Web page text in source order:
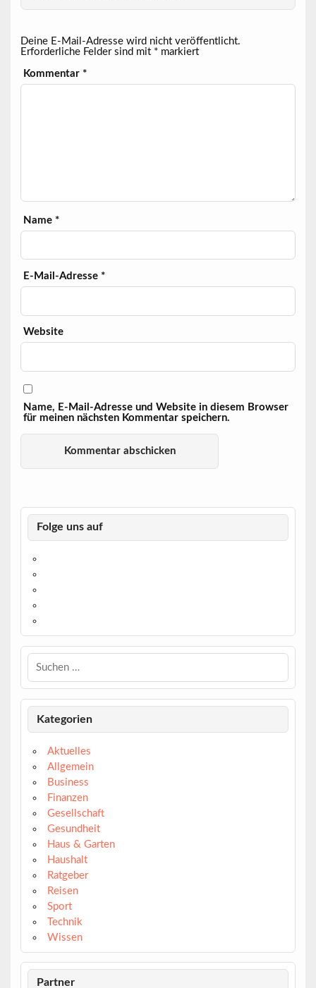
Deine E-Mail-Adresse wird nicht veröffentlicht.
Erforderliche Felder sind mit *markiert
Kommentar *
Name *
E-Mail-Adresse *
Website
Name, E-Mail-Adresse und Website in diesem Browser
für meinen nächsten Kommentar speichern.
Folge uns auf
Kategorien
Aktuelles
Allgemein
Business
Finanzen
Gesellschaft
Gesundheit
Haus & Garten
Haushalt
Ratgeber
Reisen
Sport
Technik
Wissen
Partner